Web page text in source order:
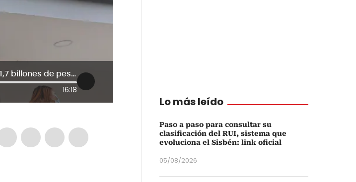
“Sanitas vuelve devastada, encontramos un deterioro de 1,7 billones de pesos”: Presidente de Keralty
16:18
Lo más leído
Paso a paso para consultar su
clasificación del RUI, sistema que
evoluciona el Sisbén: link oficial
05/08/2026